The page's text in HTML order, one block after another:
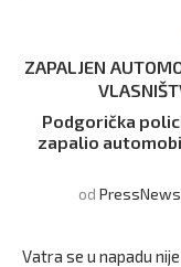
ZAPALJEN
Podgorička
zapalio
od PressNews
Vatra se u napadu